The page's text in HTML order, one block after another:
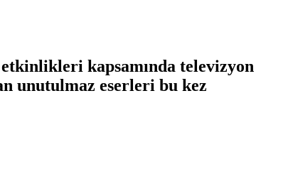
kapsamında televizyon
unutulmaz eserleri bu kez